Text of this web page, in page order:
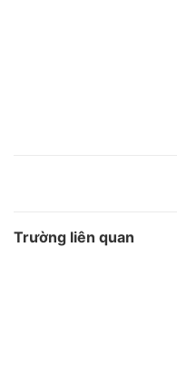
Trường liên quan